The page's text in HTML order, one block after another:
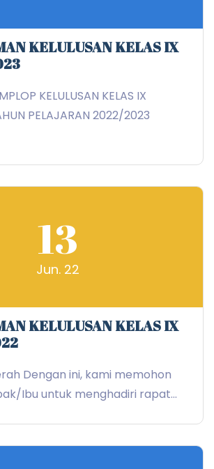
KELULUSAN KELAS IX
KELULUSAN KELAS IX
PELAJARAN 2022/2023
13
Jun. 22
KELULUSAN KELAS IX
Dengan ini, kami memohon
Ibu untuk menghadiri rapat...